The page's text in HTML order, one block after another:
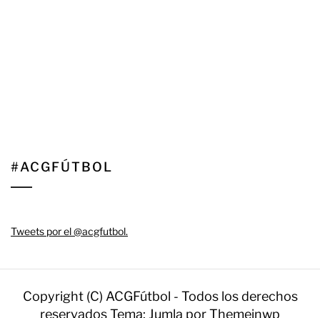
#ACGFÚTBOL
Tweets por el @acgfutbol.
Copyright (C) ACGFútbol - Todos los derechos
reservadosTema: Jumla porThemeinwp